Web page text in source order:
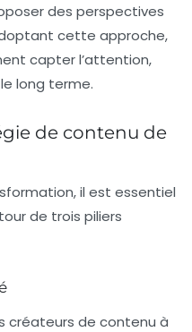
des perspectives
cette approche,
capter l’attention,
long terme.
de contenu de
il est essentiel
de trois piliers
créateurs de contenu à